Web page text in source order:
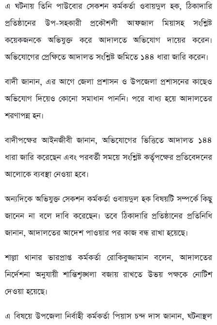
এ ঘটনায় তিনি পাউবোর সেকশন কর্মকর্তা ওবায়দুল হক, ঠিকাদারি
প্রতিষ্ঠানের উপ-সহকারী প্রকৌশলী আফজাল মিয়াসহ সংশ্লিষ্ট
কয়েকজনকে অভিযুক্ত করে আদালতে অভিযোগ দায়ের করেন।
অভিযোগের প্রেক্ষিতে আদালত সংশ্লিষ্ট জমিতে ১৪৪ ধারা জারি করেন।
বাদী জানান, এর আগে জেলা প্রশাসন ও উপজেলা প্রশাসনের কাছেও
অভিযোগ দিয়েও কোনো সমাধান পাননি। পরে বাধ্য হয়ে আদালতের
শরণাপন্ন হন।
বাদীপক্ষের আইনজীবী জানান, অভিযোগের ভিত্তিতে আদালত ১৪৪
ধারা জারি করেছেন এবং পরবর্তী সময়ে সংশ্লিষ্ট কর্তৃপক্ষের প্রতিবেদনের
আলোকে ব্যবস্থা নেওয়া হবে।
অন্যদিকে অভিযুক্ত সেকশন কর্মকর্তা ওবায়দুল হক বিষয়টি সম্পর্কে কিছু
জানেন না বলে দাবি করেছেন। তবে ঠিকাদারি প্রতিষ্ঠানের প্রতিনিধি
জানান, আদালতের আদেশ পাওয়ার পর কাজ বন্ধ রাখা হয়েছে।
শাল্লা থানার ভারপ্রাপ্ত কর্মকর্তা রোকিবুজ্জামান বলেন, আদালতের
নির্দেশনা অনুযায়ী শান্তিশৃঙ্খলা বজায় রাখতে উভয় পক্ষকে নোটিশ
দেওয়া হয়েছে।
এ বিষয়ে উপজেলা নির্বাহী কর্মকর্তা পিয়াস চন্দ দাস জানান, ঘটনাস্থল